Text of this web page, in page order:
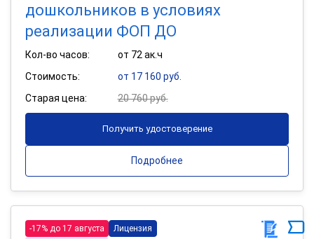
дошкольников в условиях
реализации ФОП ДО
Кол-во часов:
от 72 ак.ч
Стоимость:
от 17 160 руб.
Старая цена:
20 760 руб.
Получить удостоверение
Подробнее
-17% до 17 августа
Лицензия